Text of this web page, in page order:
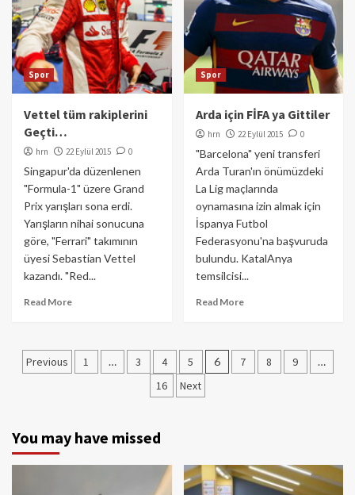
Spor
Vettel tüm rakiplerini
Geçti…
hrn 22 Eylül 2015 0
Singapur'da düzenlenen
"Formula-1" üzere Grand
Prix yarışları sona erdi.
Yarışların nihai sonucuna
göre, "Ferrari" takımının
üyesi Sebastian Vettel
kazandı. "Red...
Read More
Spor
Arda için FİFA ya Gittiler
hrn 22 Eylül 2015 0
"Barcelona" yeni transferi
Arda Turan'ın önümüzdeki
La Lig maçlarında
oynamasına izin almak için
İspanya Futbol
Federasyonu'na başvuruda
bulundu. KatalAnya
temsilcisi...
Read More
Yazı
Previous 1 … 3 4 5 6 7 8 9 …
16 Next
You may have missed